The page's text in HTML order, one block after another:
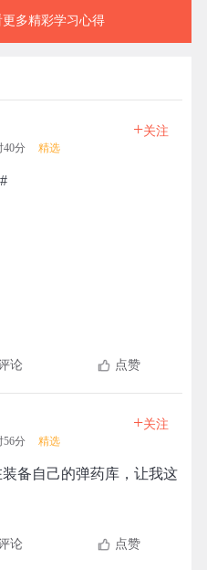
多精彩学习心得
40分 精选
+关注
论 点赞
56分 精选
+关注
备自己的弹药库，让我这
论 点赞